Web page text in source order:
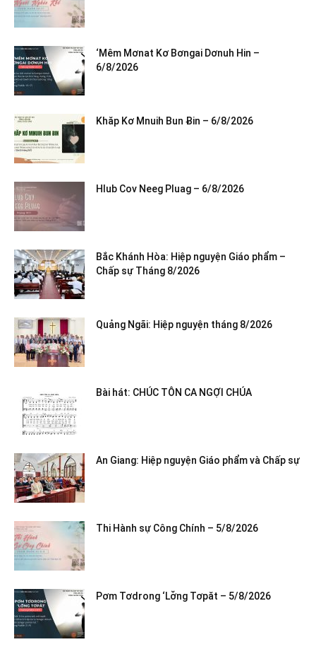
‘Mêm Mơnat Kơ Bơngai Dơnuh Hin –
6/8/2026
Khăp Kơ Mnuih Bun Ƀin – 6/8/2026
Hlub Cov Neeg Pluag – 6/8/2026
Bắc Khánh Hòa: Hiệp nguyện Giáo phẩm –
Chấp sự Tháng 8/2026
Quảng Ngãi: Hiệp nguyện tháng 8/2026
Bài hát: CHÚC TÔN CA NGỢI CHÚA
An Giang: Hiệp nguyện Giáo phẩm và Chấp sự
Thi Hành sự Công Chính – 5/8/2026
Pơm Tơdrong ‘Lơ̆ng Tơpăt – 5/8/2026